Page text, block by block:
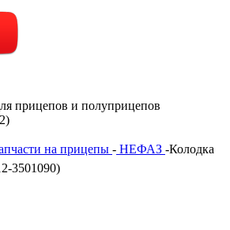
прицепов и полуприцепов
на прицепы НЕФАЗ Колодка
3501090)